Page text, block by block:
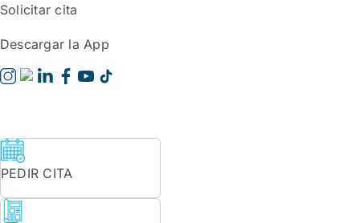
Solicitar cita
Descargar la App
PEDIR CITA